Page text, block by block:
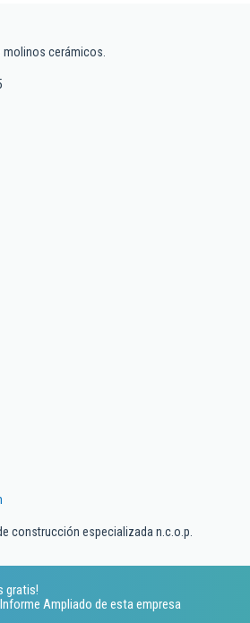
molinos cerámicos.
construcción especializada n.c.o.p.
gratis!
Ampliado de esta empresa